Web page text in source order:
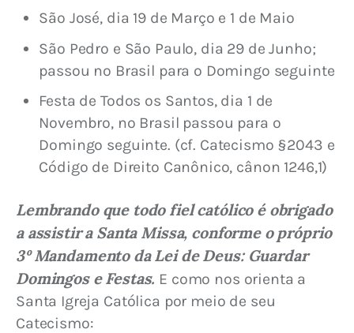
São José, dia 19 de Março e 1 de Maio
São Pedro e São Paulo, dia 29 de Junho;
passou no Brasil para o Domingo seguinte
Festa de Todos os Santos, dia 1 de
Novembro, no Brasil passou para o
Domingo seguinte. (cf. Catecismo §2043 e
Código de Direito Canônico, cânon 1246,1)
Lembrando que todo fiel católico é obrigado
a assistir a Santa Missa, conforme o próprio
3º Mandamento da Lei de Deus: Guardar
Domingos e Festas. E como nos orienta a
Santa Igreja Católica por meio de seu
Catecismo: